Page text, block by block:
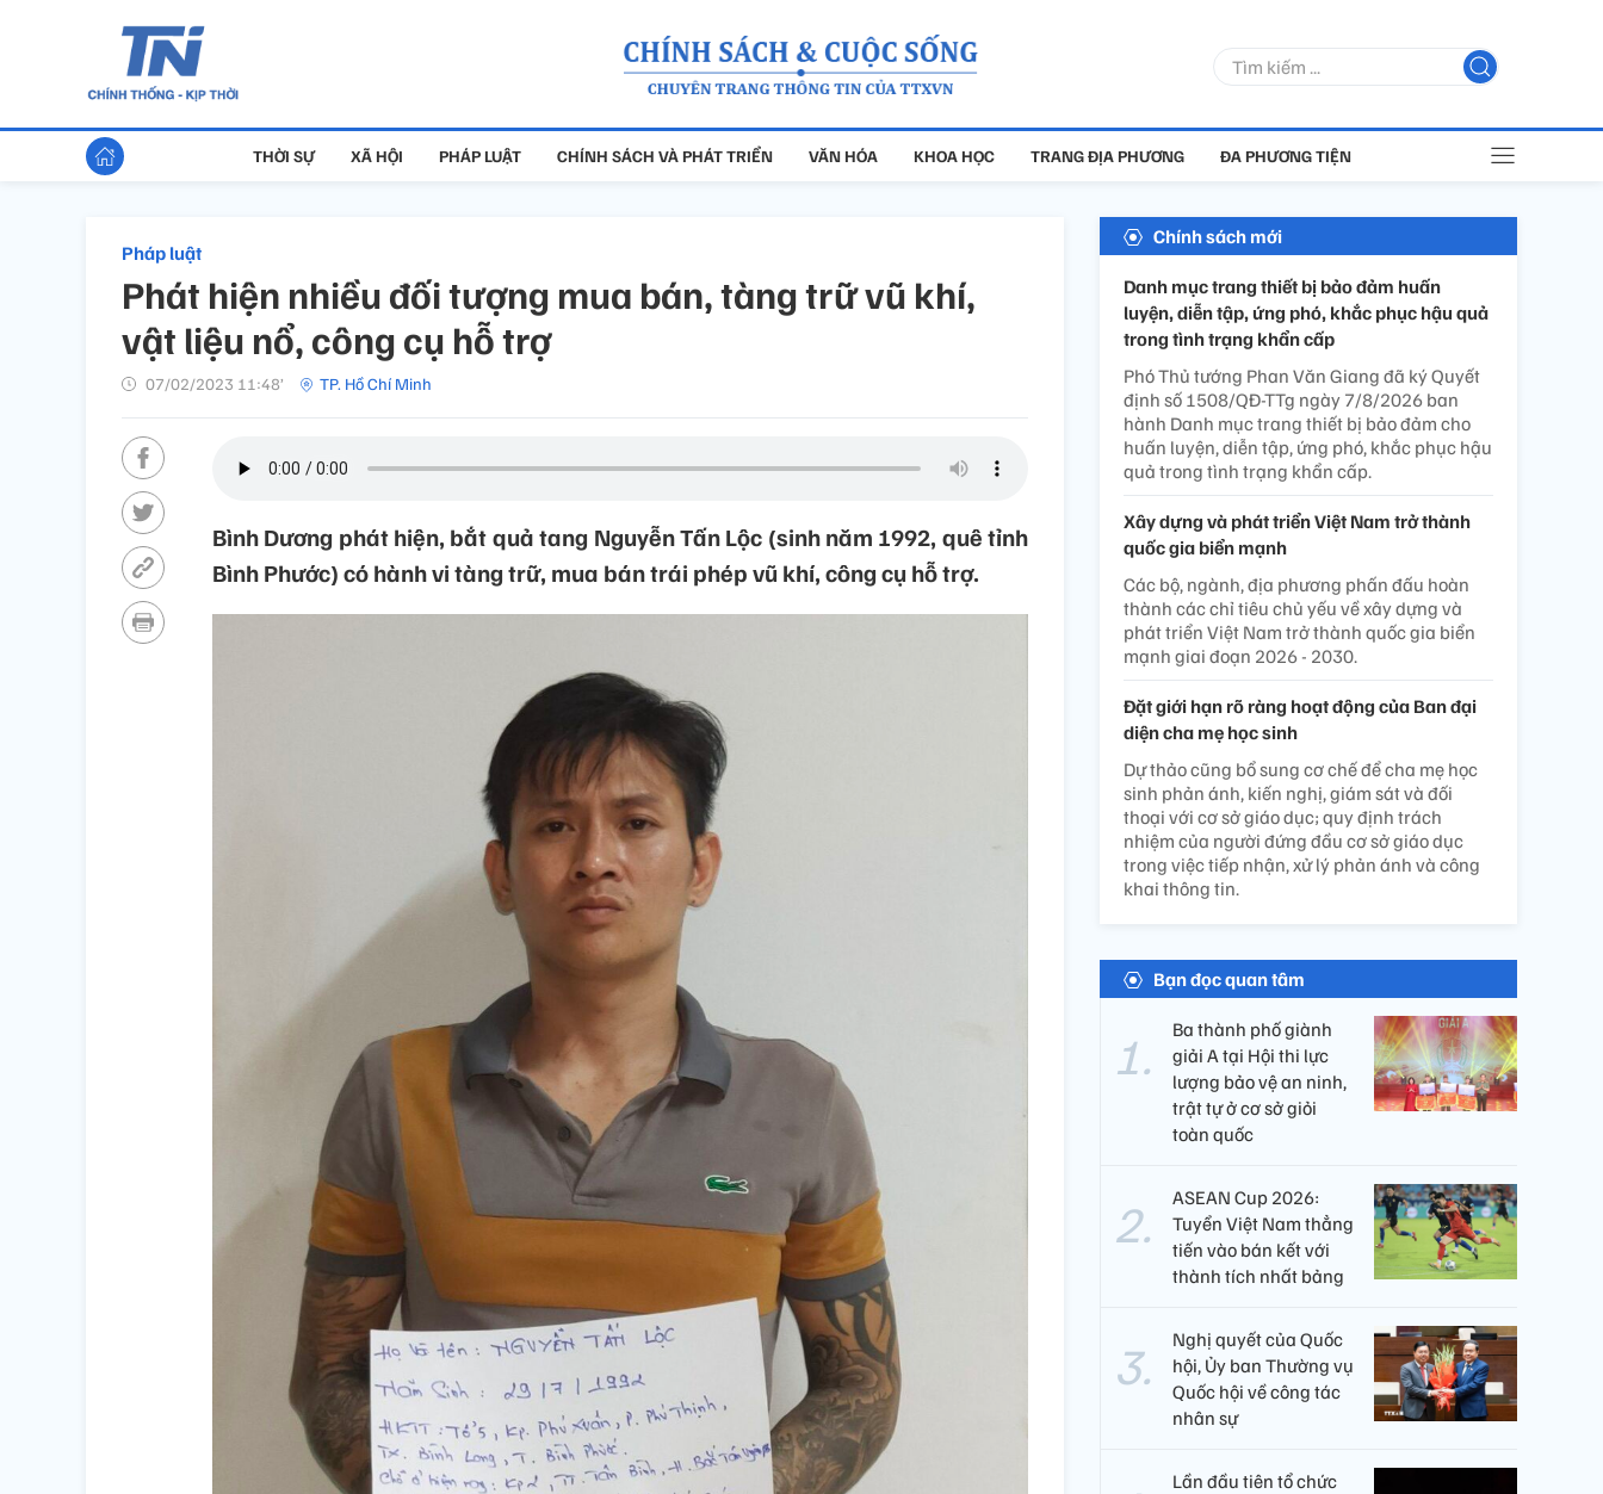
THỜI SỰ XÃ HỘI PHÁP LUẬT CHÍNH SÁCH VÀ PHÁT TRIỂN VĂN HÓA KHOA HỌC TRANG ĐỊA PHƯƠNG ĐA PHƯƠNG TIỆN
Pháp luật
Phát hiện nhiều đối tượng mua bán, tàng trữ vũ khí,
vật liệu nổ, công cụ hỗ trợ
07/02/2023 11:48’ TP. Hồ Chí Minh
Bình Dương phát hiện, bắt quả tang Nguyễn Tấn Lộc (sinh năm 1992, quê tỉnh
Bình Phước) có hành vi tàng trữ, mua bán trái phép vũ khí, công cụ hỗ trợ.
Chính sách mới
Danh mục trang thiết bị bảo đảm huấn
luyện, diễn tập, ứng phó, khắc phục hậu quả
trong tình trạng khẩn cấp
Phó Thủ tướng Phan Văn Giang đã ký Quyết
định số 1508/QĐ-TTg ngày 7/8/2026 ban
hành Danh mục trang thiết bị bảo đảm cho
huấn luyện, diễn tập, ứng phó, khắc phục hậu
quả trong tình trạng khẩn cấp.
Xây dựng và phát triển Việt Nam trở thành
quốc gia biển mạnh
Các bộ, ngành, địa phương phấn đấu hoàn
thành các chỉ tiêu chủ yếu về xây dựng và
phát triển Việt Nam trở thành quốc gia biển
mạnh giai đoạn 2026 - 2030.
Đặt giới hạn rõ ràng hoạt động của Ban đại
diện cha mẹ học sinh
Dự thảo cũng bổ sung cơ chế để cha mẹ học
sinh phản ánh, kiến nghị, giám sát và đối
thoại với cơ sở giáo dục; quy định trách
nhiệm của người đứng đầu cơ sở giáo dục
trong việc tiếp nhận, xử lý phản ánh và công
khai thông tin.
Bạn đọc quan tâm
Ba thành phố giành
giải A tại Hội thi lực
lượng bảo vệ an ninh,
trật tự ở cơ sở giỏi
toàn quốc
ASEAN Cup 2026:
Tuyển Việt Nam thẳng
tiến vào bán kết với
thành tích nhất bảng
Nghị quyết của Quốc
hội, Ủy ban Thường vụ
Quốc hội về công tác
nhân sự
Lần đầu tiên tổ chức